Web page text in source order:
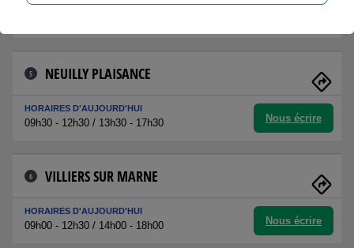
HORAIRES D'AUJOURD'HUI
5 NEUILLY PLAISANCE
HORAIRES D'AUJOURD'HUI
09h30 - 12h30 / 13h30 - 17h30 Nous écrire
6 VILLIERS SUR MARNE
HORAIRES D'AUJOURD'HUI
09h00 - 12h30 / 14h00 - 18h00 Nous écrire